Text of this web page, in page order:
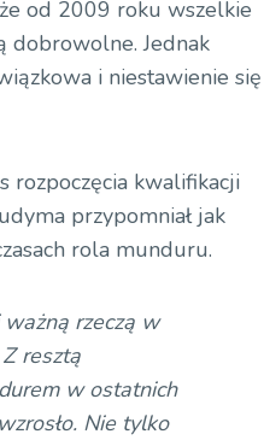
od 2009 roku wszelkie
dobrowolne. Jednak
i niestawienie się
rozpoczęcia kwalifikacji
przypomniał jak
rola munduru.
rzeczą w
resztą
w ostatnich
Nie tylko